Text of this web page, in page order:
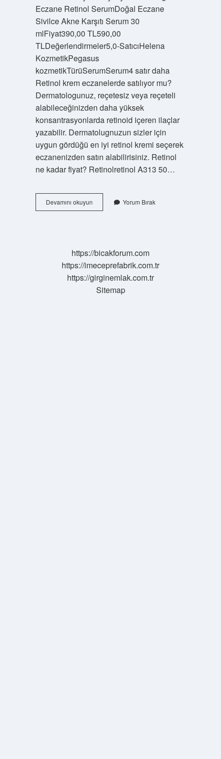
Eczane Retinol SerumDoğal Eczane
Sivilce Akne Karşıtı Serum 30
mlFiyat390,00 TL590,00
TLDeğerlendirmeler5,0-SatıcıHelena
KozmetikPegasus
kozmetikTürüSerumSerum4 satır daha
Retinol krem eczanelerde satılıyor mu?
Dermatologunuz, reçetesiz veya reçeteli
alabileceğinizden daha yüksek
konsantrasyonlarda retinoid içeren ilaçlar
yazabilir. Dermatolugnuzun sizler için
uygun gördüğü en iyi retinol kremi seçerek
eczanenizden satın alabilirisiniz. Retinol
ne kadar fiyat? Retinolretinol A313 50…
Devamını okuyunRetinol
Krem
Yorum Bırak
https://bicakforum.com
https://imeceprefabrik.com.tr
https://girginemlak.com.tr
Sitemap